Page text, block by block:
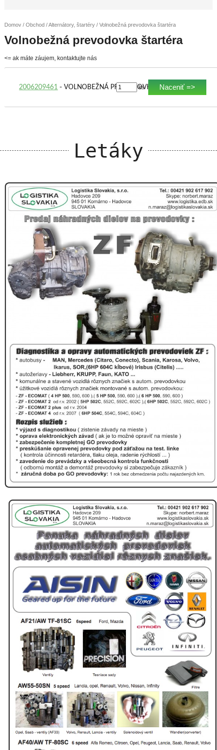
Domov/ Obchod/Alternátory, štartéry/ Volnobežná prevodovka štartéra
Volnobežná prevodovka štartéra
<= ak máte záujem, kontaktujte nás
2006209461 - VOLNOBEŽNÁ PREVODOVKA ŠTARTÉRA
ks Naceniť =>
Letáky